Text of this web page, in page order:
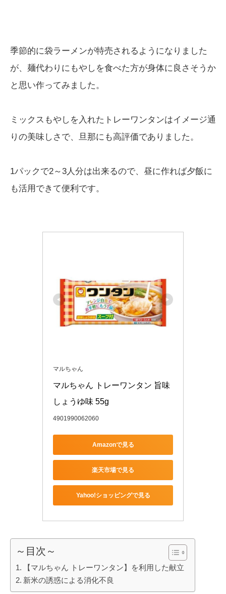
季節的に袋ラーメンが特売されるようになりました
が、麺代わりにもやしを食べた方が身体に良さそうか
と思い作ってみました。
ミックスもやしを入れたトレーワンタンはイメージ通
りの美味しさで、旦那にも高評価でありました。
1パックで2～3人分は出来るので、昼に作れば夕飯に
も活用できて便利です。
マルちゃん
マルちゃん トレーワンタン 旨味
しょうゆ味 55g
4901990062060
Amazonで見る
楽天市場で見る
Yahoo!ショッピングで見る
～目次～
【マルちゃん トレーワンタン】を利用した献立
新米の誘惑による消化不良